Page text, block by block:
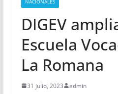
NACIONALES
DIGEV
Escuela
La Romana
31 julio, 2023 admin